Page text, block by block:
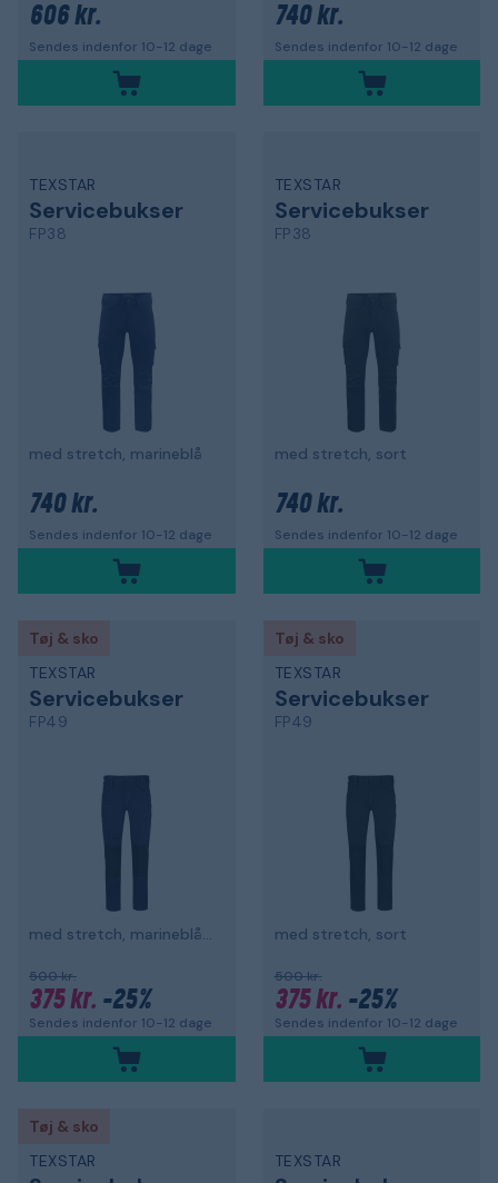
606 kr.
Sendes indenfor 10-12 dage
740 kr.
Sendes indenfor 10-12 dage
TEXSTAR
Servicebukser
FP38
med stretch, marineblå
740 kr.
Sendes indenfor 10-12 dage
TEXSTAR
Servicebukser
FP38
med stretch, sort
740 kr.
Sendes indenfor 10-12 dage
Tøj & sko
TEXSTAR
Servicebukser
FP49
med stretch, marineblå/sort
500 kr.
375 kr. -25%
Sendes indenfor 10-12 dage
Tøj & sko
TEXSTAR
Servicebukser
FP49
med stretch, sort
500 kr.
375 kr. -25%
Sendes indenfor 10-12 dage
Tøj & sko
TEXSTAR
TEXSTAR